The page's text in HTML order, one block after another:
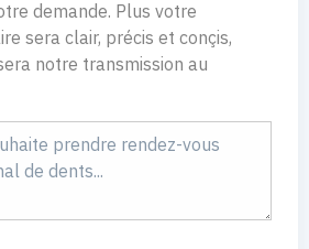
demande. Plus votre
sera clair, précis et conçis,
notre transmission au